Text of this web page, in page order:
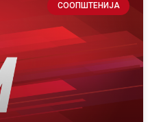
СООПШТЕНИЈА